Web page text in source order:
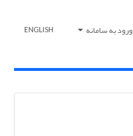
ورود به سامانه ENGLISH